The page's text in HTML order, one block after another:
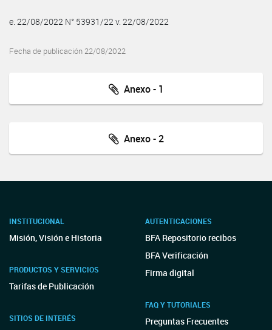
e. 22/08/2022 N° 53931/22 v. 22/08/2022
Fecha de publicación 22/08/2022
Anexo - 1
Anexo - 2
INSTITUCIONAL
Misión, Visión e Historia
PRODUCTOS Y SERVICIOS
Tarifas de Publicación
SITIOS DE INTERÉS
AUTENTICACIONES
BFA Repositorio recibos
BFA Verificación
Firma digital
FAQ Y TUTORIALES
Preguntas Frecuentes